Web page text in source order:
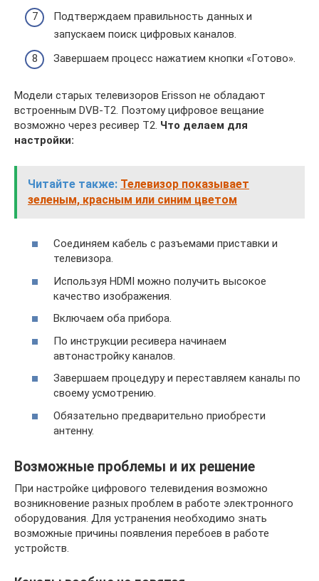
Подтверждаем правильность данных и
запускаем поиск цифровых каналов.
Завершаем процесс нажатием кнопки «Готово».
Модели старых телевизоров Еrisson не обладают
встроенным DVB-T2. Поэтому цифровое вещание
возможно через ресивер Т2. Что делаем для
настройки:
Читайте также: Телевизор показывает
зеленым, красным или синим цветом
Соединяем кабель с разъемами приставки и
телевизора.
Используя HDMI можно получить высокое
качество изображения.
Включаем оба прибора.
По инструкции ресивера начинаем
автонастройку каналов.
Завершаем процедуру и переставляем каналы по
своему усмотрению.
Обязательно предварительно приобрести
антенну.
Возможные проблемы и их решение
При настройке цифрового телевидения возможно
возникновение разных проблем в работе электронного
оборудования. Для устранения необходимо знать
возможные причины появления перебоев в работе
устройств.